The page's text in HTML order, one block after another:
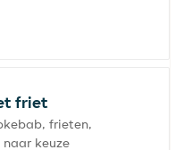
friet
frieten,
keuze